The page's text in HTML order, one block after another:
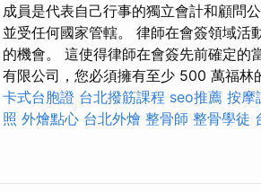
成員是代表自己行事的獨立會計和顧問
並受任何國家管轄。 律師在會簽領域活
的機會。 這使得律師在會簽先前確定的
有限公司，您必須擁有至少 500 萬福
卡式台胞證 台北撥筋課程 seo推薦 按摩
照 外燴點心 台北外燴 整骨師 整骨學徒